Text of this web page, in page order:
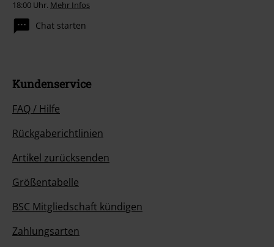
18:00 Uhr. Mehr Infos
Chat starten
Kundenservice
FAQ / Hilfe
Rückgaberichtlinien
Artikel zurücksenden
Größentabelle
BSC Mitgliedschaft kündigen
Zahlungsarten